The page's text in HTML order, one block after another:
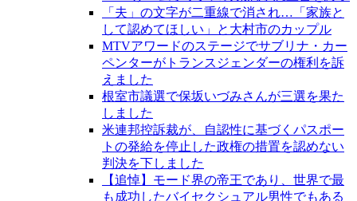
「夫」の文字が二重線で消され…「家族と
して認めてほしい」と大村市のカップル
MTVアワードのステージでサブリナ・カー
ペンターがトランスジェンダーの権利を訴
えました
根室市議選で保坂いづみさんが三選を果た
しました
米連邦控訴裁が、自認性に基づくパスポー
トの発給を停止した政権の措置を認めない
判決を下しました
【追悼】モード界の帝王であり、世界で最
も成功したバイセクシュアル男性でもある